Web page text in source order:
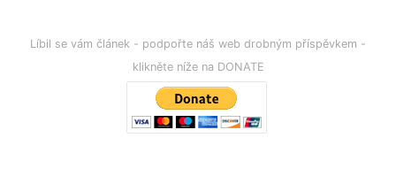
Líbil se vám článek - podpořte náš web drobným příspěvkem -
klikněte níže na DONATE